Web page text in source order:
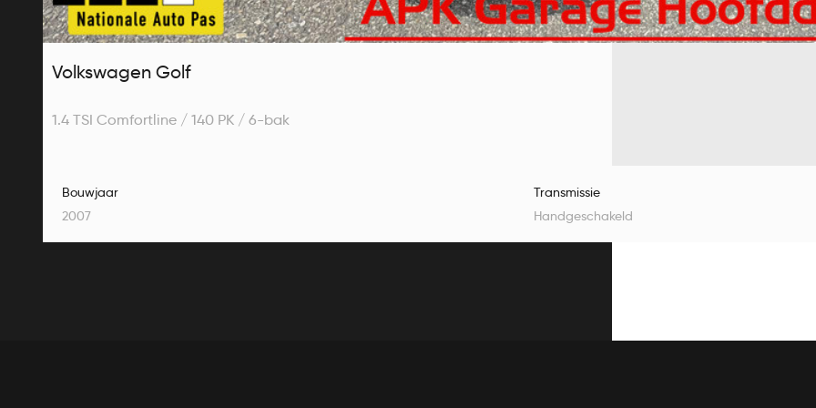
Volkswagen Golf
1.4 TSI Comfortline / 140 PK / 6-bak
Bouwjaar
2007
Transmissie
Handgeschakeld